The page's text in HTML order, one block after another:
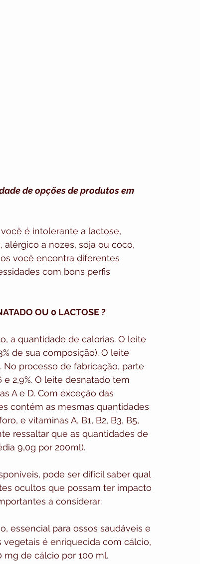
de opções de produtos em
é intolerante a lactose,
alérgico a nozes, soja ou coco,
você encontra diferentes
com bons perfis
OU 0 LACTOSE ?
a quantidade de calorias. O leite
de sua composição). O leite
processo de fabricação, parte
2,9%. O leite desnatado tem
A e D. Com exceção das
contém as mesmas quantidades
e vitaminas A, B1, B2, B3, B5,
ressaltar que as quantidades de
9,0g por 200ml).
pode ser difícil saber qual
ocultos que possam ter impacto
a considerar:
essencial para ossos saudáveis ​​e
vegetais é enriquecida com cálcio,
de cálcio por 100 ml.